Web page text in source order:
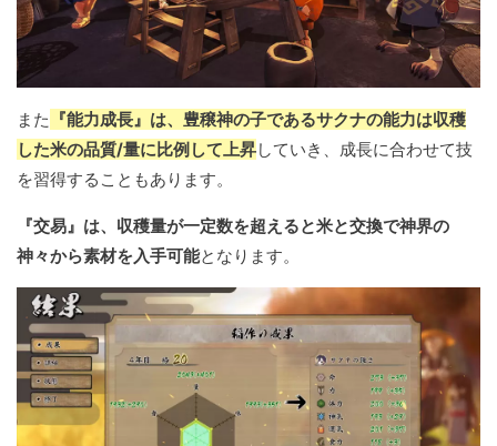
また 『能力成長』は、豊穣神の子であるサクナの能力は収穫
した米の品質/量に比例して上昇していき、成長に合わせて技
を習得することもあります。
『交易』は、収穫量が一定数を超えると米と交換で神界の
神々から素材を入手可能となります。